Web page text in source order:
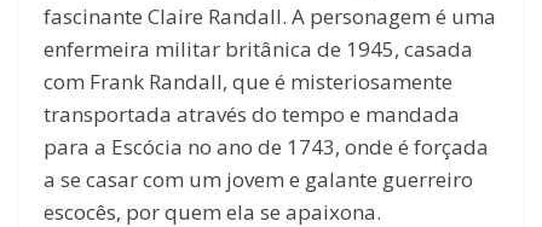
fascinante Claire Randall. A personagem é uma
enfermeira militar britânica de 1945, casada
com Frank Randall, que é misteriosamente
transportada através do tempo e mandada
para a Escócia no ano de 1743, onde é forçada
a se casar com um jovem e galante guerreiro
escocês, por quem ela se apaixona.